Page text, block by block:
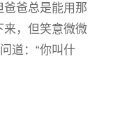
爸爸总是能用那
来，但笑意微微
道：“你叫什